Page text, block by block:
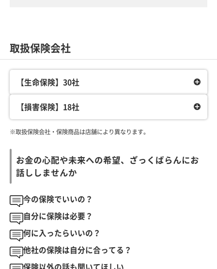
取扱保険会社
【生命保険】30社
【損害保険】18社
※取扱保険会社・保険商品は店舗により異なります。
お金の心配や未来への希望、ざっくばらんにお
話ししませんか
今の保険でいいの？
自分に保険は必要？
何に入ったらいいの？
他社の保険は自分に合ってる？